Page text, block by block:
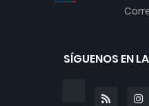
SÍGUENOS EN